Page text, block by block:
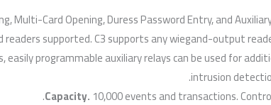
Multi-Card Opening, Duress Password Entry, and
readers supported. C3 supports any wiegand-output
programmable auxiliary relays can be used for
intrusion
Capacity. 10,000 events and transactions.